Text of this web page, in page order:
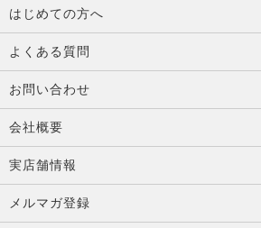
はじめての方へ
よくある質問
お問い合わせ
会社概要
実店舗情報
メルマガ登録